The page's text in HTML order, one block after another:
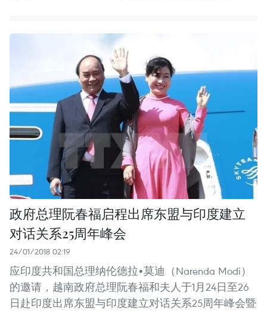
政府总理阮春福启程出席东盟与印度建立
对话关系25周年峰会
24/01/2018 02:19
应印度共和国总理纳伦德拉•莫迪（Narenda Modi）
的邀请，越南政府总理阮春福和夫人于1月24日至26
日赴印度出席东盟与印度建立对话关系25周年峰会暨